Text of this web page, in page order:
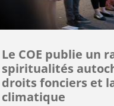
Le COE publie un
spiritualités
droits fonciers et
climatique